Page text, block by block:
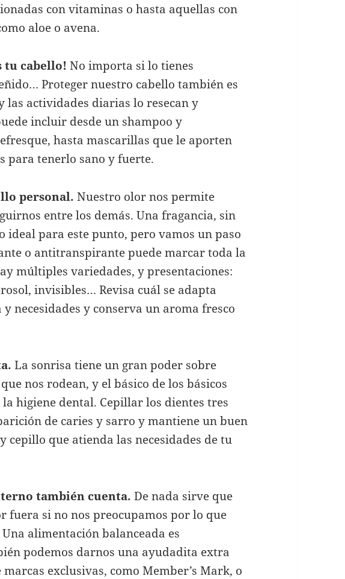
con vitaminas o hasta aquellas con
aloe o avena.
tu cabello! No importa si lo tienes
Proteger nuestro cabello también es
las actividades diarias lo resecan y
incluir desde un shampoo y
hasta mascarillas que le aporten
para tenerlo sano y fuerte.
personal.Nuestro olor nos permite
entre los demás. Una fragancia, sin
ideal para este punto, pero vamos un paso
o antitranspirante puede marcar toda la
múltiples variedades, y presentaciones:
invisibles… Revisa cuál se adapta
necesidades y conserva un aroma fresco
La sonrisa tiene un gran poder sobre
nos rodean, y el básico de los básicos
higiene dental. Cepillar los dientes tres
de caries y sarro y mantiene un buen
cepillo que atienda las necesidades de tu
también cuenta. De nada sirve que
fuera si no nos preocupamos por lo que
alimentación balanceada es
podemos darnos una ayudadita extra
exclusivas, como Member’s Mark, o